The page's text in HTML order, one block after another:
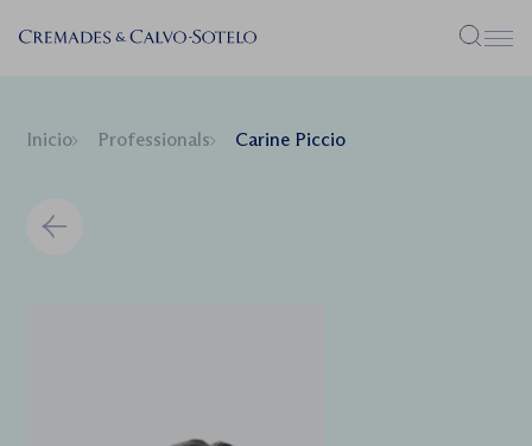
Menú
Inicio Professionals Carine Piccio